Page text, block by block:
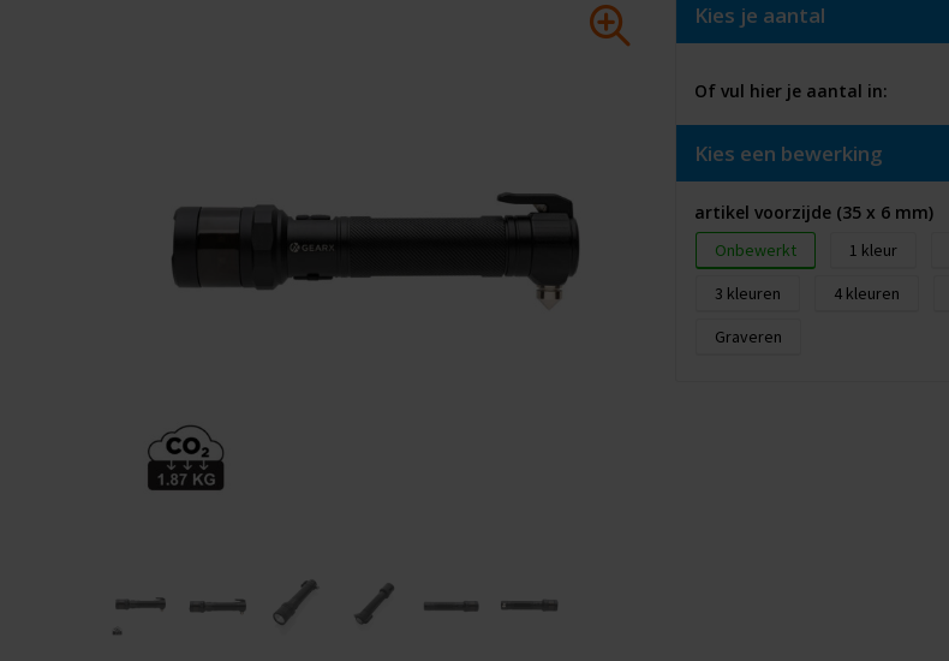
Kies je aantal
Of vul hier je aantal in:
Kies een bewerking
artikel voorzijde (35 x 6 mm)
Onbewerkt 1
3
4
Graveren